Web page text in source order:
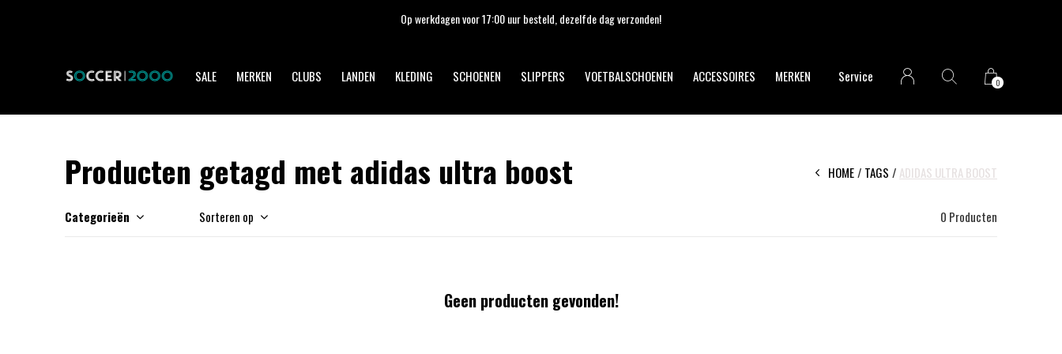
SALE MERKEN CLUBS LANDEN KLEDING SCHOENEN SLIPPERS VOETBALSCHOENEN ACCESSOIRES MERKEN Service 0
Op werkdagen voor 17:00 uur besteld, dezelfde dag verzonden!
Producten getagd met adidas ultra boost HOME TAGS ADIDAS ULTRA BOOST
Categorieën Sorteren op 0 Producten
Geen producten gevonden!